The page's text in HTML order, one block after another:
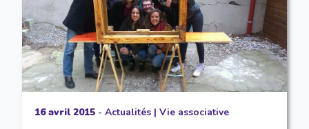
16 avril 2015- Actualités| Vie associative